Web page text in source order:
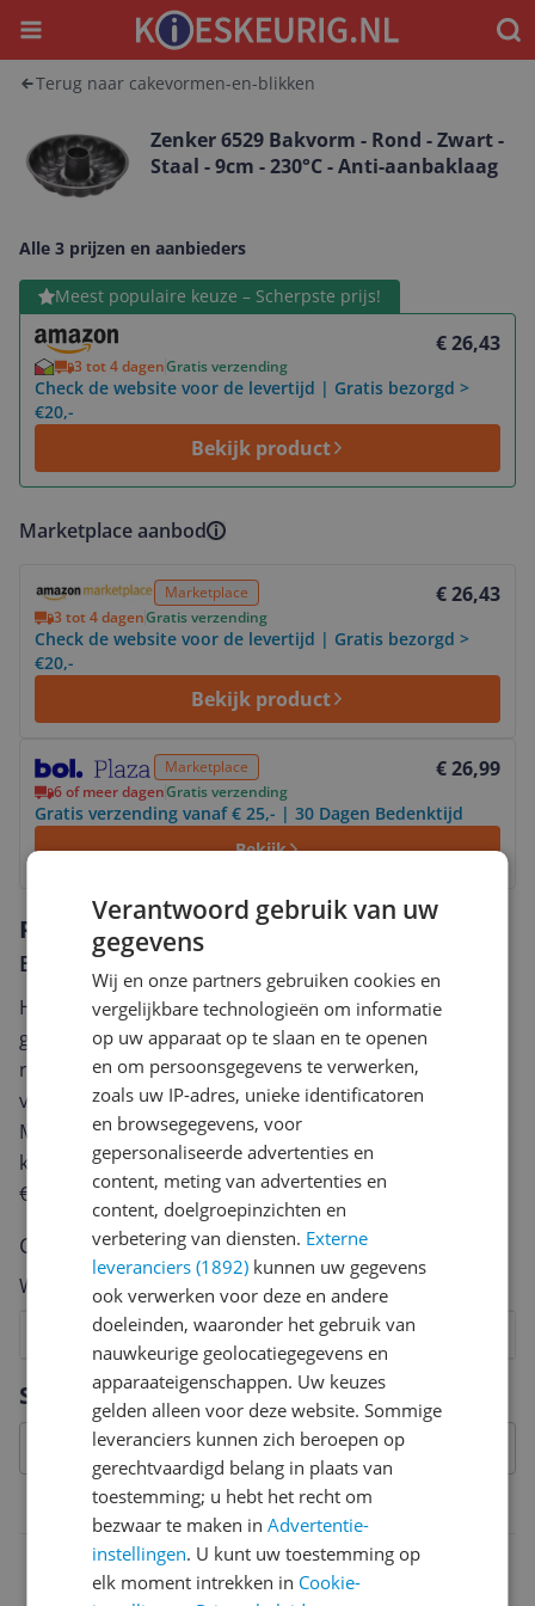
Menu
Terug naar cakevormen-en-blikken
Zenker 6529 Bakvorm - Rond - Zwart -
Staal - 9cm - 230°C - Anti-aanbaklaag
Alle 3 prijzen en aanbieders
Meest populaire keuze – Scherpste prijs!
€ 26,43
3 tot 4 dagenGratis verzending
Check de website voor de levertijd | Gratis bezorgd >
€20,-
Bekijk product
Bekijk product
Marketplace aanbod
Marketplace € 26,43
3 tot 4 dagenGratis verzending
Check de website voor de levertijd | Gratis bezorgd >
€20,-
Bekijk product
Marketplace € 26,99
6 of meer dagenGratis verzending
Gratis verzending vanaf € 25,- | 30 Dagen Bedenktijd
Bekijk
Specificaties
Belangrijkste kenmerken
Reviews
Er zijn nog geen reviews geschreven
Heb jij dit product in bezit en wil je graag je mening
geven? Start dan hieronder met het schrijven van je
review. Afhankelijk van de details duurt het schrijven
van een review gemiddeld tussen de 3 en 10 minuten.
Met jouw mening help je andere bezoekers een betere
keuze te maken én maak je iedere maand kans op
€250,-!
Klik hier voor de actievoorwaarden.
Cijfer
Welk cijfer geef jij dit product?
8
7
6
5
4
3
2
Vraag 1 van 4
Verantwoord gebruik van uw
gegevens
Wij en onze partners gebruiken cookies en
vergelijkbare technologieën om informatie
op uw apparaat op te slaan en te openen
en om persoonsgegevens te verwerken,
zoals uw IP-adres, unieke identificatoren
en browsegegevens, voor
gepersonaliseerde advertenties en
content, meting van advertenties en
content, doelgroepinzichten en
verbetering van diensten. Externe
leveranciers (1892) kunnen uw gegevens
ook verwerken voor deze en andere
doeleinden, waaronder het gebruik van
nauwkeurige geolocatiegegevens en
apparaateigenschappen. Uw keuzes
gelden alleen voor deze website. Sommige
leveranciers kunnen zich beroepen op
gerechtvaardigd belang in plaats van
toestemming; u hebt het recht om
bezwaar te maken inAdvertentie-
instellingen. U kunt uw toestemming op
elk moment intrekken in Cookie-